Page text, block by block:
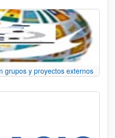
grupos y proyectos externos